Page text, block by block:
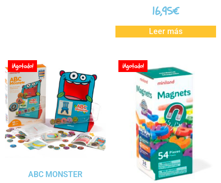
16,95€
Leer más
¡Agotado!
ABC MONSTER
¡Agotado!